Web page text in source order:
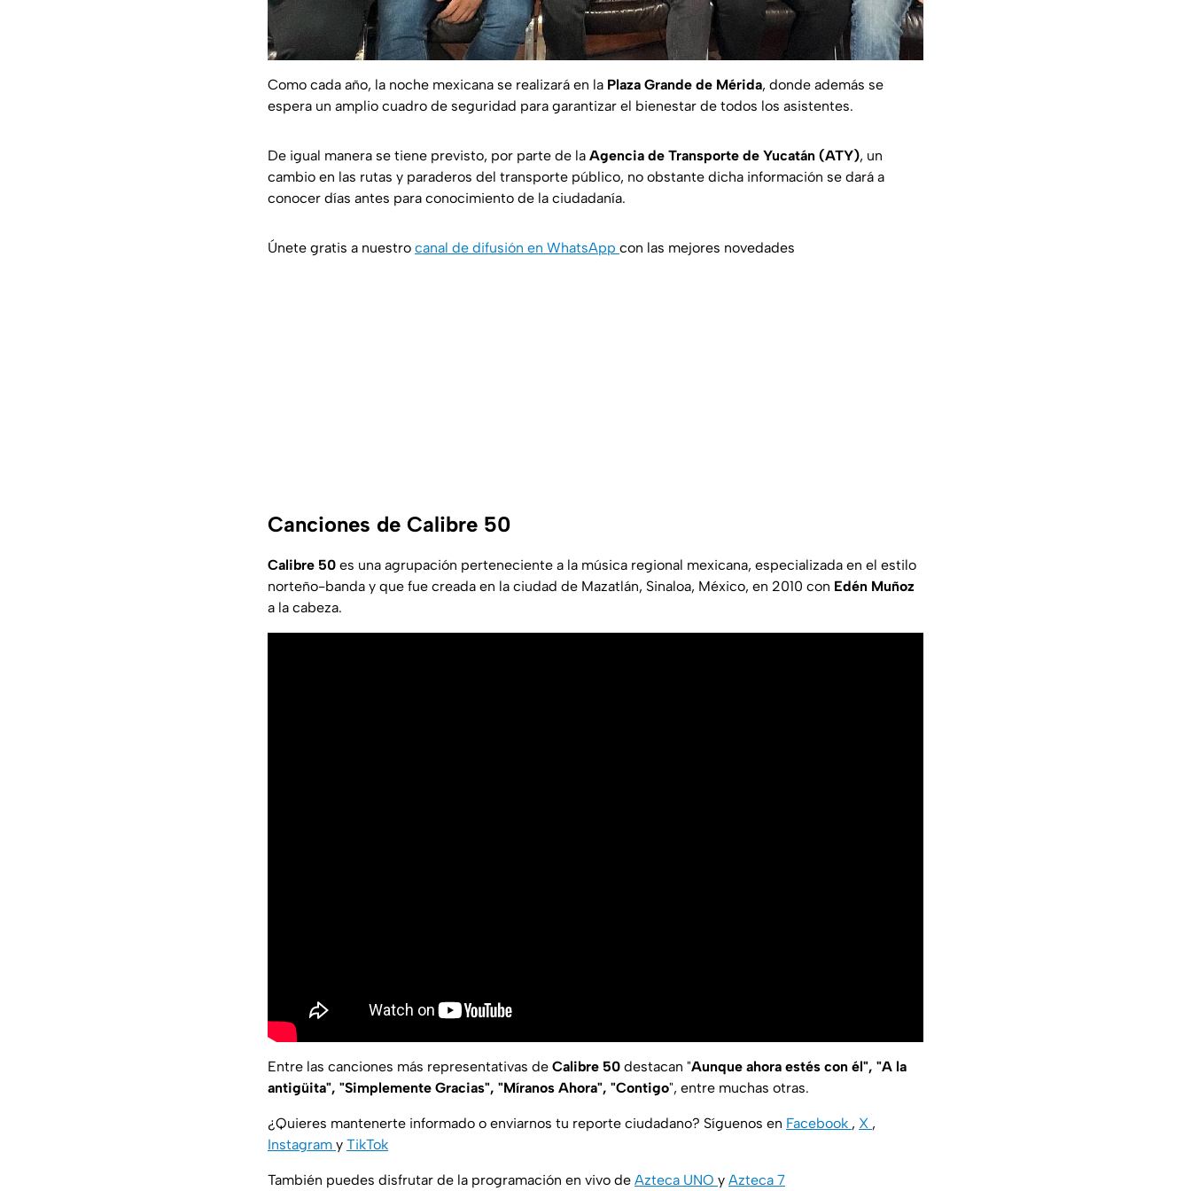
Como cada año, la noche mexicana se realizará en la Plaza Grande de Mérida, donde además se
espera un amplio cuadro de seguridad para garantizar el bienestar de todos los asistentes.
De igual manera se tiene previsto, por parte de la Agencia de Transporte de Yucatán (ATY), un
cambio en las rutas y paraderos del transporte público, no obstante dicha información se dará a
conocer días antes para conocimiento de la ciudadanía.
Únete gratis a nuestro canal de difusión en WhatsApp con las mejores novedades
Canciones de Calibre 50
Calibre 50 es una agrupación perteneciente a la música regional mexicana, especializada en el estilo
norteño-banda y que fue creada en la ciudad de Mazatlán, Sinaloa, México, en 2010 con Edén Muñoz
a la cabeza.
Entre las canciones más representativas de Calibre 50 destacan "Aunque ahora estés con él", "A la
antigüita", "Simplemente Gracias", "Míranos Ahora", "Contigo", entre muchas otras.
¿Quieres mantenerte informado o enviarnos tu reporte ciudadano? Síguenos en Facebook , X ,
Instagram y TikTok
También puedes disfrutar de la programación en vivo de Azteca UNO y Azteca 7